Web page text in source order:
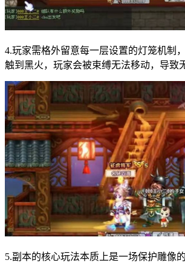
4.玩家需格外留意每一层设置的灯笼机制
触到黑火，玩家会被束缚无法移动，导致
5.副本的核心玩法本质上是一场保护雕像